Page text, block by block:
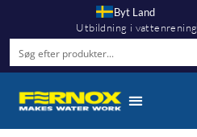
Byt Land
Utbildning i vattenrening